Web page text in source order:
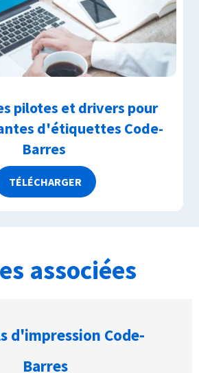
pilotes et drivers pour
d'étiquettes Code-
Barres
TÉLÉCHARGER
associées
d'impression Code-
Barres